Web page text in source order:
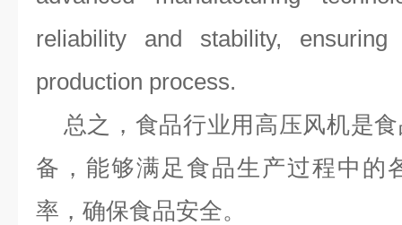
reliability and stability,
production process.
总之，食品行业用高压风机是
备，能够满足食品生产过程中的
率，确保食品安全。